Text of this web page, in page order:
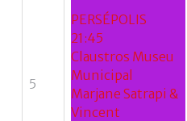
5
PERSÉPOLIS
21:45
Claustros Museu
Municipal
Marjane Satrapi &
Vincent